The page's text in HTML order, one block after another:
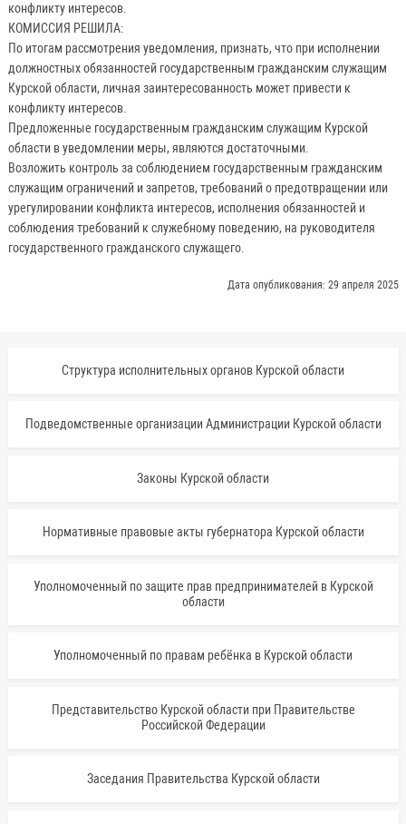
конфликту интересов.
КОМИССИЯ РЕШИЛА:
По итогам рассмотрения уведомления, признать, что при исполнении
должностных обязанностей государственным гражданским служащим
Курской области, личная заинтересованность может привести к
конфликту интересов.
Предложенные государственным гражданским служащим Курской
области в уведомлении меры, являются достаточными.
Возложить контроль за соблюдением государственным гражданским
служащим ограничений и запретов, требований о предотвращении или
урегулировании конфликта интересов, исполнения обязанностей и
соблюдения требований к служебному поведению, на руководителя
государственного гражданского служащего.
Дата опубликования: 29 апреля 2025
Структура исполнительных органов Курской области
Подведомственные организации Администрации Курской области
Законы Курской области
Нормативные правовые акты губернатора Курской области
Уполномоченный по защите прав предпринимателей в Курской
области
Уполномоченный по правам ребёнка в Курской области
Представительство Курской области при Правительстве
Российской Федерации
Заседания Правительства Курской области